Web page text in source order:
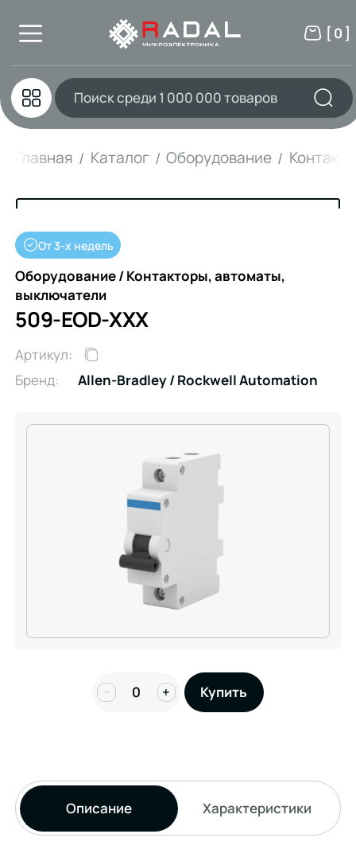
[ 0 ]
Главная Каталог Оборудование
От 3-х недель
Оборудование / Контакторы, автоматы,
выключатели
509-EOD-XXX
Артикул:
Бренд:
Allen-Bradley / Rockwell Automation
− + Купить
Описание Характеристики